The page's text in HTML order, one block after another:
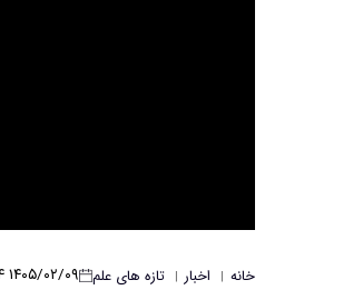
خانه | اخبار | تازه های علم ۱۴۰۵/۰۲/۰۹ ۱۵:۴۳:۴۴